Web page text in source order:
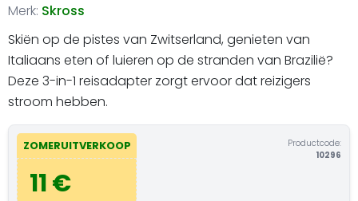
Merk: Skross
Skiën op de pistes van Zwitserland, genieten van
Italiaans eten of luieren op de stranden van Brazilië?
Deze 3-in-1 reisadapter zorgt ervoor dat reizigers
stroom hebben.
ZOMERUITVERKOOP
11 €
Productcode:
10296